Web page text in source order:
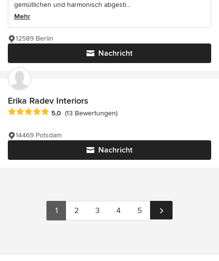
gemütlichen und harmonisch abgesti...
Mehr
Nachricht
12589 Berlin
Erika Radev Interiors
Durchschnittliche Bewertung: 5 von 5 Sternen
5,0 (13 Bewertungen)
Nachricht
14469 Potsdam
1 2 3 4 5